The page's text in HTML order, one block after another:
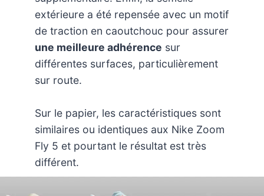
extérieure a été repensée avec un motif
de traction en caoutchouc pour assurer
une meilleure adhérence sur
différentes surfaces, particulièrement
sur route.
Sur le papier, les caractéristiques sont
similaires ou identiques aux Nike Zoom
Fly 5 et pourtant le résultat est très
différent.